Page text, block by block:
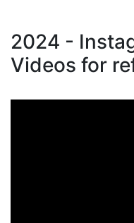
2024 -
Videos for